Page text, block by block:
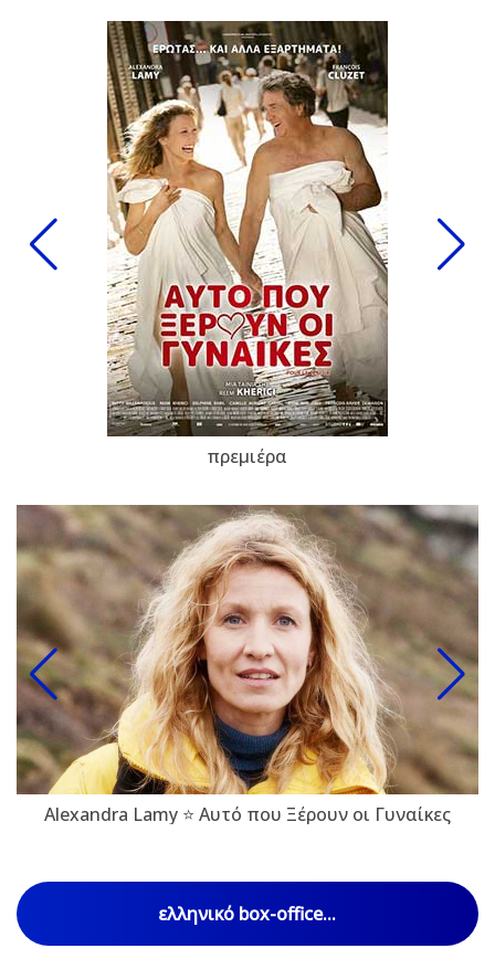
πρεμιέρα
Alexandra Lamy ⭐ Αυτό που Ξέρουν οι Γυναίκες
ελληνικό box-office...